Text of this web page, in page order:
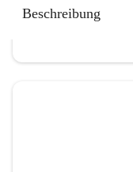
Beschreibung